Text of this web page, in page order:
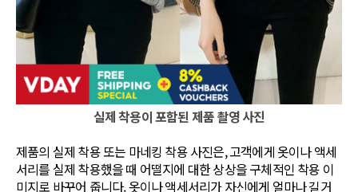
실제 착용이 포함된 제품 촬영 사진
제품의 실제 착용 또는 마네킹 착용 사진은, 고객에게 옷이나 액세
서리를 실제 착용했을 때 어떨지에 대한 상상을 구체적인 착용 이
미지로 바꾸어 줍니다. 옷이나 액세서리가 자신에게 얼마나 길거